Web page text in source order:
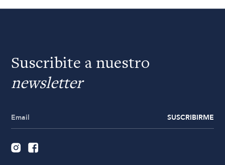
Suscribite a nuestro
newsletter
SUSCRIBIRME